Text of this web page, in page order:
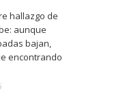
hallazgo de
aunque
bajan,
encontrando